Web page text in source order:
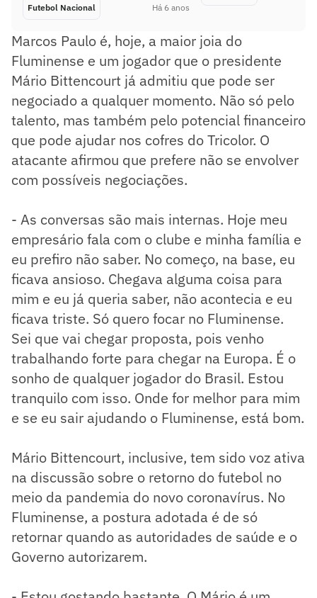
Futebol Nacional Há 6 anos
Marcos Paulo é, hoje, a maior joia do
Fluminense e um jogador que o presidente
Mário Bittencourt já admitiu que pode ser
negociado a qualquer momento. Não só pelo
talento, mas também pelo potencial financeiro
que pode ajudar nos cofres do Tricolor. O
atacante afirmou que prefere não se envolver
com possíveis negociações.
- As conversas são mais internas. Hoje meu
empresário fala com o clube e minha família e
eu prefiro não saber. No começo, na base, eu
ficava ansioso. Chegava alguma coisa para
mim e eu já queria saber, não acontecia e eu
ficava triste. Só quero focar no Fluminense.
Sei que vai chegar proposta, pois venho
trabalhando forte para chegar na Europa. É o
sonho de qualquer jogador do Brasil. Estou
tranquilo com isso. Onde for melhor para mim
e se eu sair ajudando o Fluminense, está bom.
Mário Bittencourt, inclusive, tem sido voz ativa
na discussão sobre o retorno do futebol no
meio da pandemia do novo coronavírus. No
Fluminense, a postura adotada é de só
retornar quando as autoridades de saúde e o
Governo autorizarem.